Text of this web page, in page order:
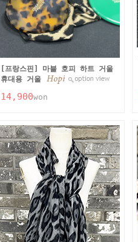
[프랑스핀] 마블 호피 하트 거울
휴대용 거울
14,900won